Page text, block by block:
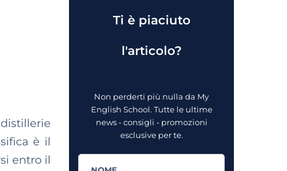
è il
entro il
Ti è piaciuto
l'articolo?
Non perderti più nulla da My
English School. Tutte le ultime
news - consigli - promozioni
esclusive per te.